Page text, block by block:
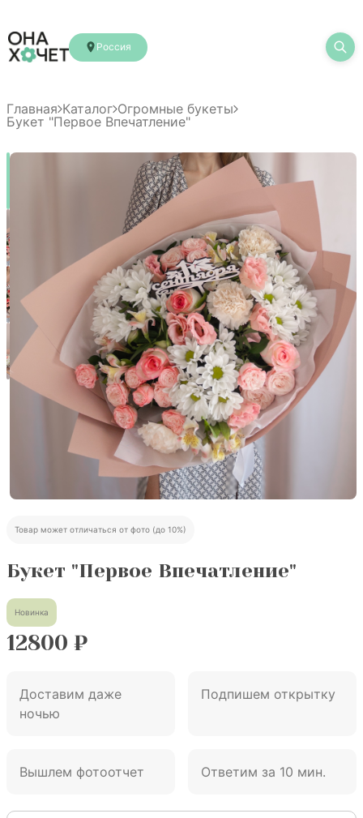
Россия
Главная Каталог Огромные букеты
Букет "Первое Впечатление"
Товар может отличаться от фото (до 10%)
Букет "Первое Впечатление"
Новинка
12800 ₽
Доставим даже
ночью
Подпишем открытку
Вышлем фотоотчет Ответим за 10 мин.